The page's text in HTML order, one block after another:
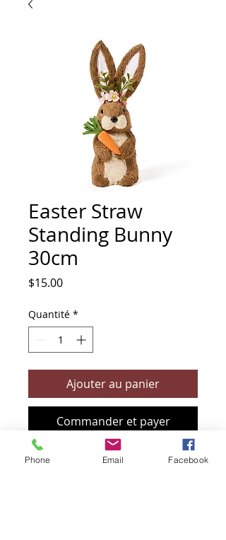
Easter Straw
Standing Bunny
30cm
$15.00Prix
Quantité *
Ajouter au panier
Commander et payer
Phone Email Facebook